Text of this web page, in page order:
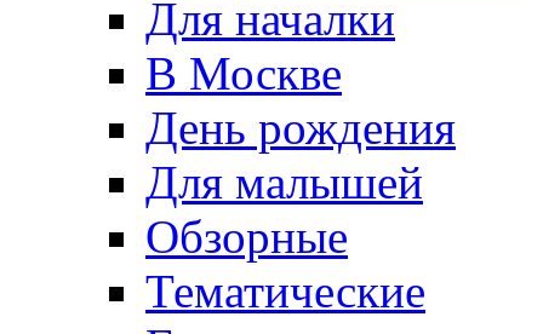
Для началки
В Москве
День рождения
Для малышей
Обзорные
Тематические